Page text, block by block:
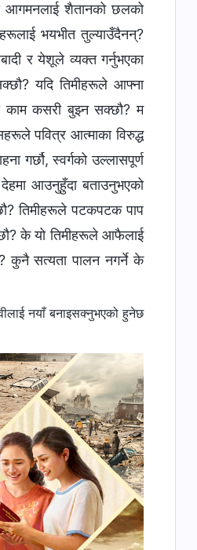
आगमनलाई शैतानको छलको
भयभीत तुल्याउँदैनन्?
र येशूले व्यक्त गर्नुभएका
यदि तिमीहरूले आफ्ना
काम कसरी बुझ्न सक्छौ? म
पवित्र आत्माका विरुद्ध
गर्छौ, स्वर्गको उल्लासपूर्ण
आउनुहुँदा बताउनुभएको
तिमीहरूले पटकपटक पाप
के यो तिमीहरूले आफैलाई
कुनै सत्यता पालन नगर्ने के
नयाँ बनाइसक्‍नुभएको हुनेछ